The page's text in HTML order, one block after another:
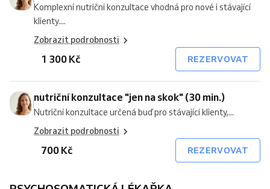
Komplexní nutriční konzultace vhodná pro nové i stávající
klienty....
Zobrazit podrobnosti
1 300 Kč REZERVOVAT
nutriční konzultace "jen na skok" (30 min.)
Nutriční konzultace určená buď pro stávající klienty,...
Zobrazit podrobnosti
700 Kč REZERVOVAT